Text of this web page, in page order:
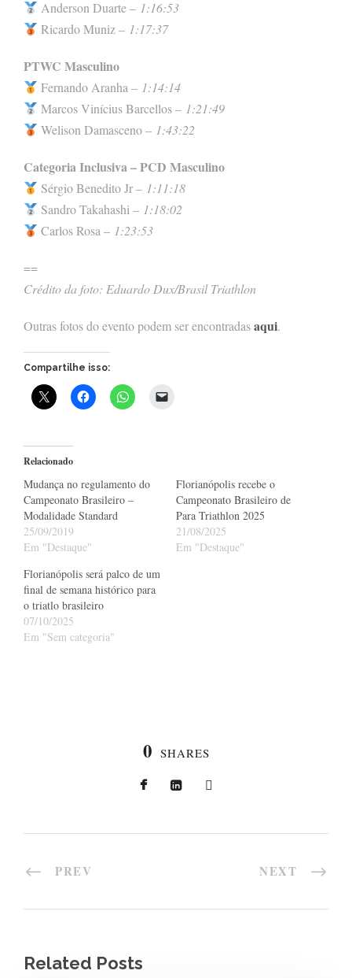
Anderson Duarte – 1:16:53
Ricardo Muniz – 1:17:37
PTWC Masculino
Fernando Aranha – 1:14:14
Marcos Vinícius Barcellos – 1:21:49
Welison Damasceno – 1:43:22
Categoria Inclusiva – PCD Masculino
Sérgio Benedito Jr – 1:11:18
Sandro Takahashi – 1:18:02
Carlos Rosa – 1:23:53
==
Crédito da foto: Eduardo Dux/Brasil Triathlon
Outras fotos do evento podem ser encontradasaqui.
Compartilhe isso:
Relacionado
Mudança no regulamento do
Campeonato Brasileiro –
Modalidade Standard
25/09/2019
Em "Destaque"
Florianópolis recebe o
Campeonato Brasileiro de
Para Triathlon 2025
21/08/2025
Em "Destaque"
Florianópolis será palco de um
final de semana histórico para
o triatlo brasileiro
07/10/2025
Em "Sem categoria"
0 SHARES
PREV NEXT
Related Posts